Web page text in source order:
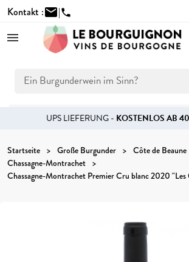
Kontakt :mail|phone
UPS LIEFERUNG - KOSTENLOS AB
Startseite Große Burgunder
Côte de Beaune
Chassagne-Montrachet
Chassagne-Montrachet Premier Cru blanc 2020 "Les